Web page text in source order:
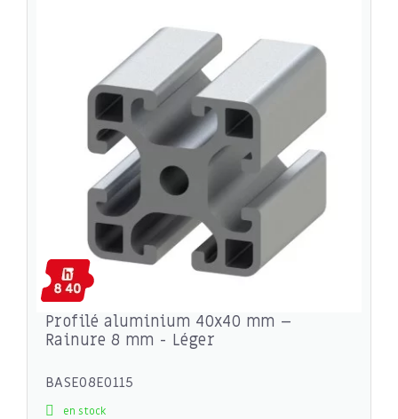
Profilé aluminium 40x40 mm –
Rainure 8 mm - Léger
BASE08E0115
en stock